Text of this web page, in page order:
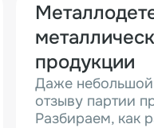
продукции
Даже небольшой
отзыву партии
Разбираем, как